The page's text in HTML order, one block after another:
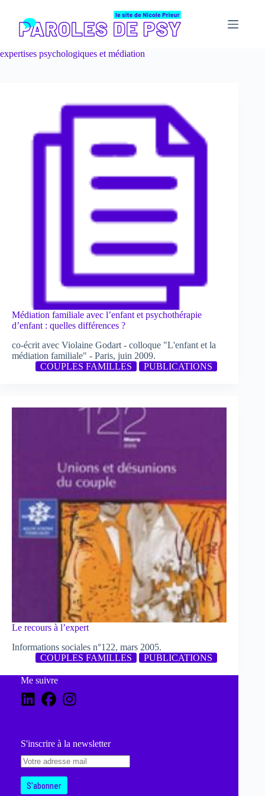
contenu
expertises psychologiques et médiation
Médiation familiale avec l’enfant et psychothérapie
d’enfant : quelles différences ?
co-écrit avec Violaine Godart - colloque "L'enfant et la
médiation familiale" - Paris, juin 2009.
COUPLES FAMILLES
PUBLICATIONS
Le recours à l’expert
Informations sociales n°122, mars 2005.
COUPLES FAMILLES
PUBLICATIONS
Me suivre
S'inscrire à la newsletter